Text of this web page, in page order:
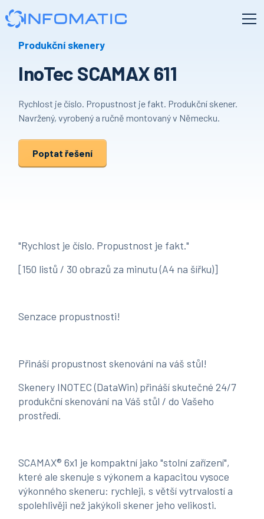
Produkční skenery
InoTec SCAMAX 611
Rychlost je číslo. Propustnost je fakt. Produkční skener.
Navržený, vyrobený a ručně montovaný v Německu.
Poptat řešení
"Rychlost je číslo. Propustnost je fakt."
[150 listů / 30 obrazů za minutu (A4 na šířku)]
Senzace propustnosti!
Přináší propustnost skenování na váš stůl!
Skenery INOTEC (DataWin) přináší skutečné 24/7
produkční skenování na Váš stůl / do Vašeho
prostředí.
SCAMAX® 6x1 je kompaktní jako "stolní zařízení",
které ale skenuje s výkonem a kapacitou vysoce
výkonného skeneru: rychleji, s větší vytrvalostí a
spolehlivěji než jakýkoli skener jeho velikosti.